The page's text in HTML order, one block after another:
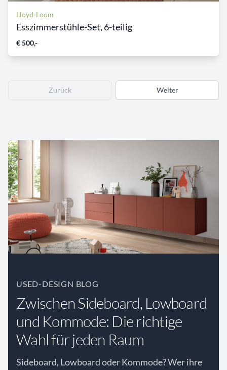
Lloyd-Loom
Esszimmerstühle-Set, 6-teilig
€ 500,-
Zurück Weiter
USED-DESIGN BLOG
Zwischen Sideboard, Lowboard
und Kommode: Die richtige
Wahl für jeden Raum
Sideboard, Lowboard oder Kommode? Wer ihre